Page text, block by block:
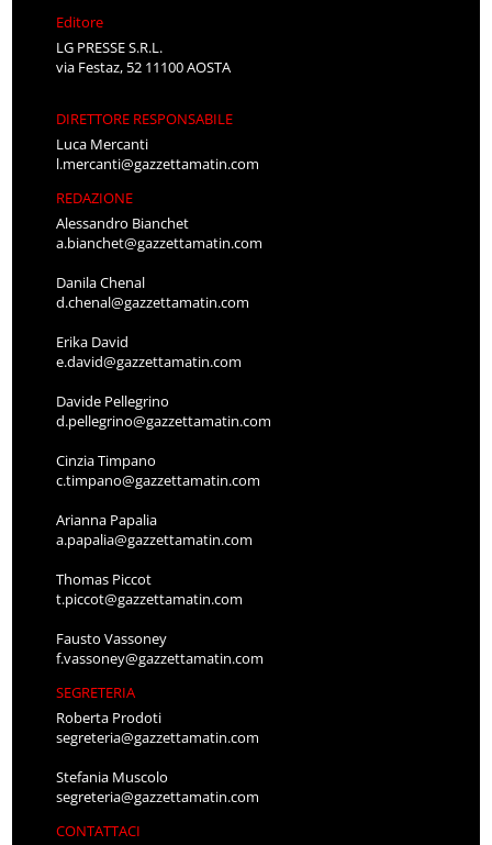
Editore
LG PRESSE S.R.L.
via Festaz, 52 11100 AOSTA
DIRETTORE RESPONSABILE
Luca Mercanti
l.mercanti@gazzettamatin.com
REDAZIONE
Alessandro Bianchet
a.bianchet@gazzettamatin.com
Danila Chenal
d.chenal@gazzettamatin.com
Erika David
e.david@gazzettamatin.com
Davide Pellegrino
d.pellegrino@gazzettamatin.com
Cinzia Timpano
c.timpano@gazzettamatin.com
Arianna Papalia
a.papalia@gazzettamatin.com
Thomas Piccot
t.piccot@gazzettamatin.com
Fausto Vassoney
f.vassoney@gazzettamatin.com
SEGRETERIA
Roberta Prodoti
segreteria@gazzettamatin.com
Stefania Muscolo
segreteria@gazzettamatin.com
CONTATTACI